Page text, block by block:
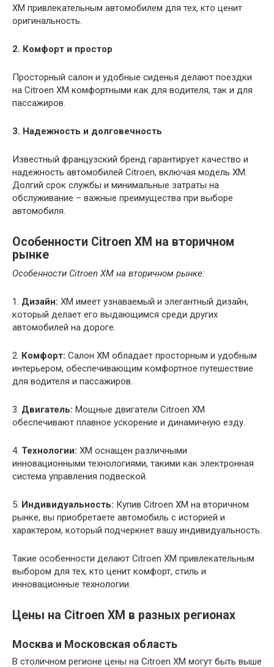
XM привлекательным автомобилем для тех, кто ценит
оригинальность.
2. Комфорт и простор
Просторный салон и удобные сиденья делают поездки
на Citroen XM комфортными как для водителя, так и для
пассажиров.
3. Надежность и долговечность
Известный французский бренд гарантирует качество и
надежность автомобилей Citroen, включая модель XM.
Долгий срок службы и минимальные затраты на
обслуживание – важные преимущества при выборе
автомобиля.
Особенности Citroen XM на вторичном
рынке
Особенности Citroen XM на вторичном рынке:
1. Дизайн: XM имеет узнаваемый и элегантный дизайн,
который делает его выдающимся среди других
автомобилей на дороге.
2. Комфорт: Салон XM обладает просторным и удобным
интерьером, обеспечивающим комфортное путешествие
для водителя и пассажиров.
3. Двигатель: Мощные двигатели Citroen XM
обеспечивают плавное ускорение и динамичную езду.
4. Технологии: XM оснащен различными
инновационными технологиями, такими как электронная
система управления подвеской.
5. Индивидуальность: Купив Citroen XM на вторичном
рынке, вы приобретаете автомобиль с историей и
характером, который подчеркнет вашу индивидуальность.
Такие особенности делают Citroen XM привлекательным
выбором для тех, кто ценит комфорт, стиль и
инновационные технологии.
Цены на Citroen XM в разных регионах
Москва и Московская область
В столичном регионе цены на Citroen XM могут быть выше